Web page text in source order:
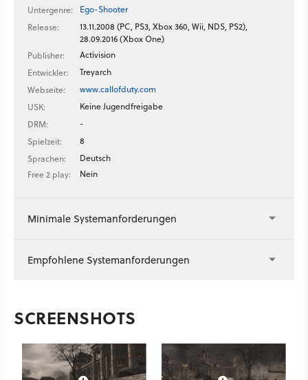
Untergenre:
Ego-Shooter
Release:
13.11.2008 (PC, PS3, Xbox 360, Wii, NDS, PS2),
28.09.2016 (Xbox One)
Publisher:
Activision
Entwickler:
Treyarch
Webseite:
www.callofduty.com
USK:
Keine Jugendfreigabe
DRM:
-
Spielzeit:
8
Sprachen:
Deutsch
Free 2 play:
Nein
Minimale Systemanforderungen
Empfohlene Systemanforderungen
SCREENSHOTS